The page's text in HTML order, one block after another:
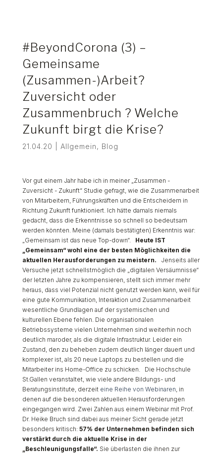
#BeyondCorona (3) –
Gemeinsame
(Zusammen-)Arbeit?
Zuversicht oder
Zusammenbruch ? Welche
Zukunft birgt die Krise?
21.04.20 Allgemein, Blog
Vor gut einem Jahr habe ich in meiner „Zusammen -
Zuversicht - Zukunft“ Studie gefragt, wie die Zusammenarbeit
von Mitarbeitern, Führungskräften und die Entscheidern in
Richtung Zukunft funktioniert. Ich hätte damals niemals
gedacht, dass die Erkenntnisse so schnell so bedeutsam
werden könnten. Meine (damals bestätigten) Erkenntnis war:
„Gemeinsam ist das neue Top-down“. Heute IST
„Gemeinsam“ wohl eine der besten Möglichkeiten die
aktuellen Herausforderungen zu meistern. Jenseits aller
Versuche jetzt schnellstmöglich die „digitalen Versäumnisse“
der letzten Jahre zu kompensieren, stellt sich immer mehr
heraus, dass viel Potenzial nicht genutzt werden kann, weil für
eine gute Kommunikation, Interaktion und Zusammenarbeit
wesentliche Grundlagen auf der systemischen und
kulturellen Ebene fehlen. Die organisationalen
Betriebssysteme vielen Unternehmen sind weiterhin noch
deutlich maroder, als die digitale Infrastruktur. Leider ein
Zustand, den zu beheben zudem deutlich länger dauert und
komplexer ist, als 20 neue Laptops zu bestellen und die
Mitarbeiter ins Home-Office zu schicken. Die Hochschule
St.Gallen veranstaltet, wie viele andere Bildungs- und
Beratungsinstitute, derzeit eine Reihe von Webinaren, in
denen auf die besonderen aktuellen Herausforderungen
eingegangen wird. Zwei Zahlen aus einem Webinar mit Prof.
Dr. Heike Bruch sind dabei aus meiner Sicht gerade jetzt
besonders kritisch: 57% der Unternehmen befinden sich
verstärkt durch die aktuelle Krise in der
„Beschleunigungsfalle“. Sie überlasten die ihnen zur